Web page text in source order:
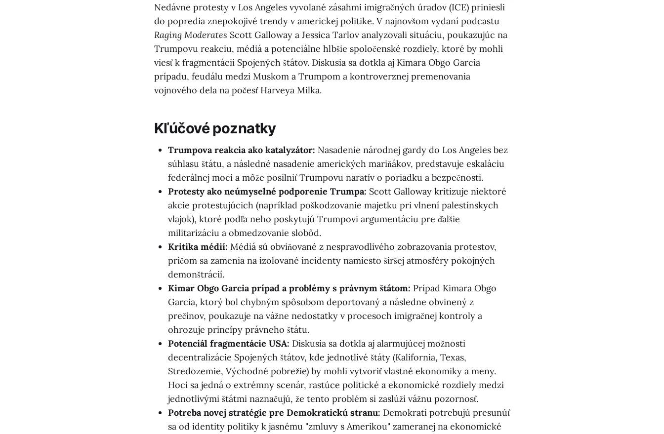
Nedávne protesty v Los Angeles vyvolané zásahmi imigračných úradov (ICE) priniesli
do popredia znepokojivé trendy v americkej politike. V najnovšom vydaní podcastu
Raging Moderates Scott Galloway a Jessica Tarlov analyzovali situáciu, poukazujúc na
Trumpovu reakciu, médiá a potenciálne hlbšie spoločenské rozdiely, ktoré by mohli
viesť k fragmentácii Spojených štátov. Diskusia sa dotkla aj Kimara Obgo Garcia
prípadu, feudálu medzi Muskom a Trumpom a kontroverznej premenovania
vojnového dela na počesť Harveya Milka.
Kľúčové poznatky
Trumpova reakcia ako katalyzátor: Nasadenie národnej gardy do Los Angeles bez
súhlasu štátu, a následné nasadenie amerických mariňákov, predstavuje eskaláciu
federálnej moci a môže posilniť Trumpovu naratív o poriadku a bezpečnosti.
Protesty ako neúmyselné podporenie Trumpa: Scott Galloway kritizuje niektoré
akcie protestujúcich (napríklad poškodzovanie majetku pri vlnení palestínskych
vlajok), ktoré podľa neho poskytujú Trumpovi argumentáciu pre ďalšie
militarizáciu a obmedzovanie slobôd.
Kritika médií: Médiá sú obviňované z nespravodlivého zobrazovania protestov,
pričom sa zamenia na izolované incidenty namiesto širšej atmosféry pokojných
demonštrácií.
Kimar Obgo Garcia prípad a problémy s právnym štátom: Prípad Kimara Obgo
Garcia, ktorý bol chybným spôsobom deportovaný a následne obvinený z
prečinov, poukazuje na vážne nedostatky v procesoch imigračnej kontroly a
ohrozuje princípy právneho štátu.
Potenciál fragmentácie USA: Diskusia sa dotkla aj alarmujúcej možnosti
decentralizácie Spojených štátov, kde jednotlivé štáty (Kalifornia, Texas,
Stredozemie, Východné pobrežie) by mohli vytvoriť vlastné ekonomiky a meny.
Hoci sa jedná o extrémny scenár, rastúce politické a ekonomické rozdiely medzi
jednotlivými štátmi naznačujú, že tento problém si zaslúži vážnu pozornosť.
Potreba novej stratégie pre Demokratickú stranu: Demokrati potrebujú presunúť
sa od identity politiky k jasnému "zmluvy s Amerikou" zameranej na ekonomické